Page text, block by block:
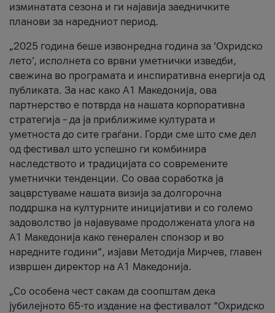
изминатата сезона и ги најавија заедничките
планови за наредниот период.
„2025 година беше извонредна година за ‘Охридско
лето’, исполнета со врвни уметнички изведби,
свежина во програмата и инспиративна енергија од
публиката. За нас како A1 Македонија, ова
партнерство е потврда на нашата корпоративна
стратегија – да ја приближиме културата и
уметноста до сите граѓани. Горди сме што сме дел
од фестивал што успешно ги комбинира
наследството и традицијата со современите
уметнички тенденции. Со оваа соработка ја
зацврстуваме нашата визија за долгорочна
поддршка на културните иницијативи и со големо
задоволство ја најавуваме продолжената улога на
A1 Македонија како генерален спонзор и во
наредните години“, изјави Методија Мирчев, главен
извршен директор на A1 Македонија.
„Со особена чест сакам да соопштам дека
јубилејното 65-то издание на фестивалот “Охридско